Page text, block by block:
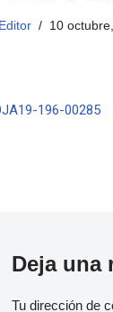
Editor 10
196-00285
Deja una
Tu dirección de